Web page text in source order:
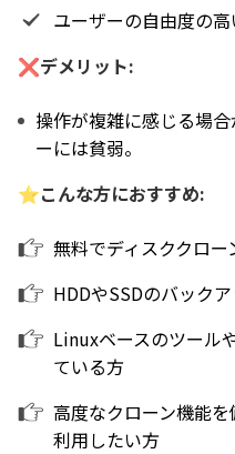
ユーザーの自由度の
❌デメリット:
操作が複雑に感じる場
ーには貧弱。
⭐こんな方におすすめ:
無料でディスククロ
HDDやSSDのバック
Linuxベースのツール
ている方
高度なクローン機能
利用したい方